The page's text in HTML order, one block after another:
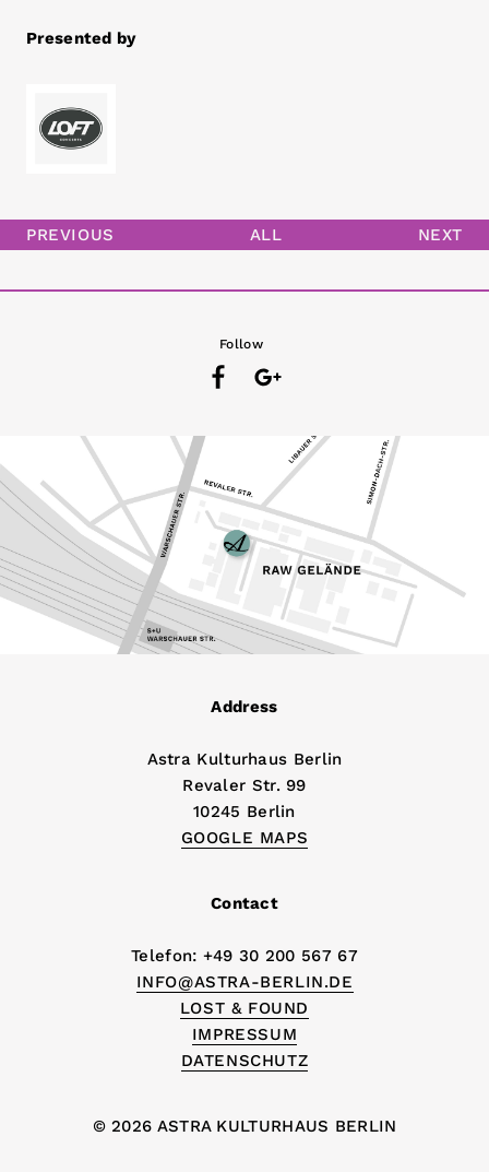
Presented by
PREVIOUS ALL NEXT
Follow
Address
Astra Kulturhaus Berlin
Revaler Str. 99
10245 Berlin
GOOGLE MAPS
Contact
Telefon: +49 30 200 567 67
INFO@ASTRA-BERLIN.DE
LOST & FOUND
IMPRESSUM
DATENSCHUTZ
© 2026 ASTRA KULTURHAUS BERLIN